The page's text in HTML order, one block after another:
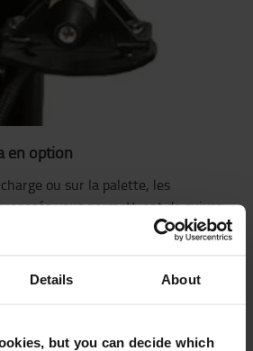
Details About
but you can decide which
en option
ou sur la palette, les
vous permettront de suivre
hauteur.